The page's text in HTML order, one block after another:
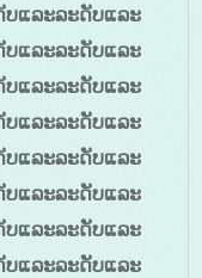
ແລະລະດັບແລະ
ແລະລະດັບແລະ
ແລະລະດັບແລະ
ແລະລະດັບແລະ
ແລະລະດັບແລະ
ແລະລະດັບແລະ
ແລະລະດັບແລະ
ແລະລະດັບແລະ